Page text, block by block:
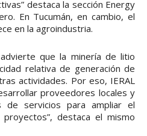
destaca la sección Energy
En Tucumán, en cambio, el
en la agroindustria.
que la minería de litio
relativa de generación de
actividades. Por eso, IERAL
proveedores locales y
de servicios para ampliar el
destaca el mismo